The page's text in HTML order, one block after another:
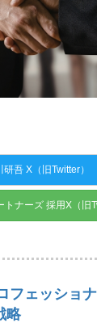
研吾 X（旧Twitter）
トナーズ 採用X（旧
フェッショ
略